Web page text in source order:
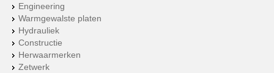
Engineering
Warmgewalste platen
Hydrauliek
Constructie
Herwaarmerken
Zetwerk